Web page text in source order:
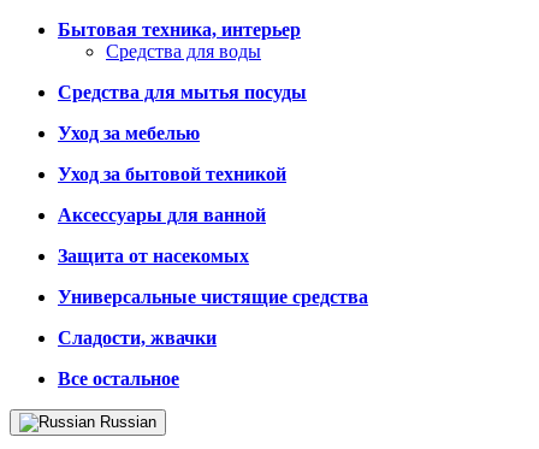
Бытовая техника, интерьер
Средства для воды
Средства для мытья посуды
Уход за мебелью
Уход за бытовой техникой
Аксессуары для ванной
Защита от насекомых
Универсальные чистящие средства
Сладости, жвачки
Все остальное
Russian